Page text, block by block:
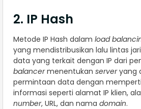
2. IP Hash
Metode IP Hash dalam load
yang mendistribusikan lalu lintas
data yang terkait dengan IP dari
balancermenentukan serveryang
permintaan data dengan
informasi seperti alamat IP klien,
number, URL, dan nama domain.